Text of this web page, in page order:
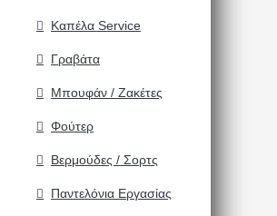
Καπέλα Service
Γραβάτα
Μπουφάν / Ζακέτες
Φούτερ
Βερμούδες / Σορτς
Παντελόνια Εργασίας